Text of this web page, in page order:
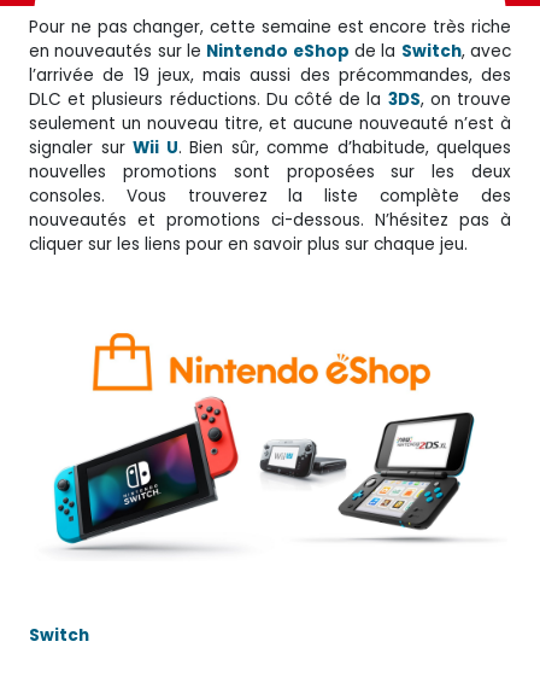
Pour ne pas changer, cette semaine est encore très riche
en nouveautés sur le Nintendo eShop de la Switch, avec
l’arrivée de 19 jeux, mais aussi des précommandes, des
DLC et plusieurs réductions. Du côté de la 3DS, on trouve
seulement un nouveau titre, et aucune nouveauté n’est à
signaler sur Wii U. Bien sûr, comme d’habitude, quelques
nouvelles promotions sont proposées sur les deux
consoles. Vous trouverez la liste complète des
nouveautés et promotions ci-dessous. N’hésitez pas à
cliquer sur les liens pour en savoir plus sur chaque jeu.
Switch